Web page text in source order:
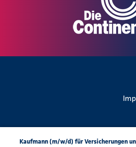
Kaufmann (m/w/d) für Versicherungen